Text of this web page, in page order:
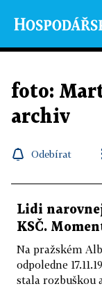
foto:
archiv
Odebírat
Lidi
KSČ.
Na pražském
odpoledne
stala rozbuškou